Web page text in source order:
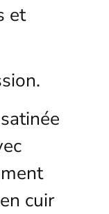
et
cuir